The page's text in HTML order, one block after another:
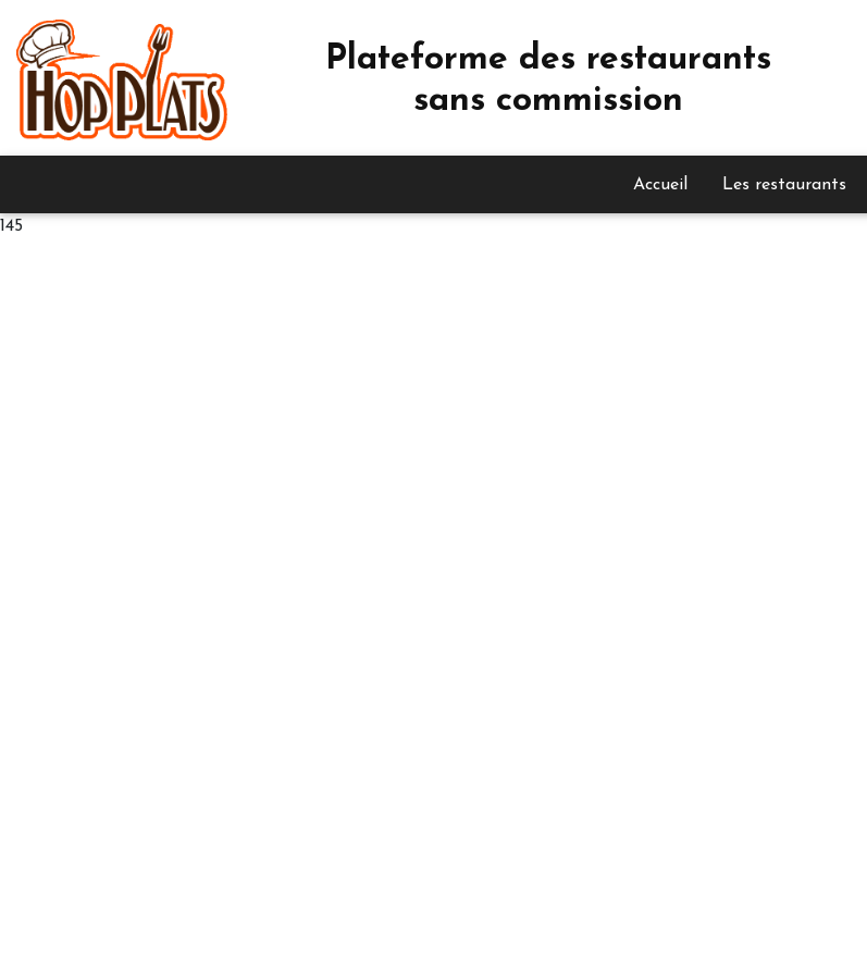
Plateforme des restaurants
sans commission
Accueil Les restaurants
145